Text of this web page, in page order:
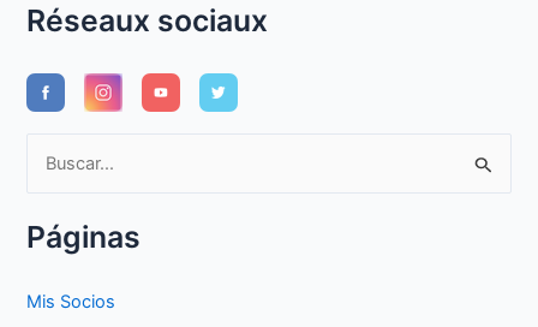
Réseaux sociaux
cPáginas
Mis Socios